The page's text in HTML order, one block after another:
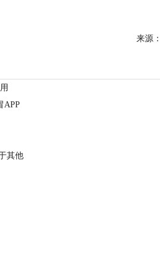
来源：
APP
其他